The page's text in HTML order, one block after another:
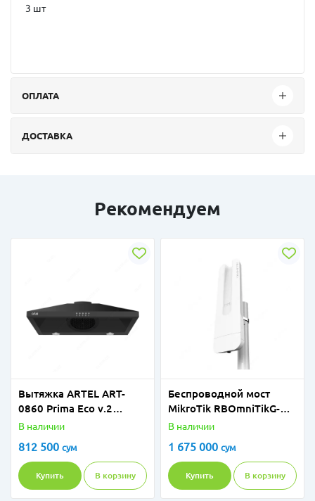
3 шт
ОПЛАТА
ДОСТАВКА
Рекомендуем
Вытяжка ARTEL ART-
0860 Prima Eco v.2
Черный
В наличии
812 500 сум
Купить В корзину
Беспроводной мост
MikroTik RBOmniTikG-
5HacD
В наличии
1 675 000 сум
Купить В корзину